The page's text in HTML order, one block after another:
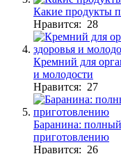
Какие продукты
Нравится: 28
Кремний для
и молодости
Нравится: 27
Баранина:
приготовлению
Нравится: 26